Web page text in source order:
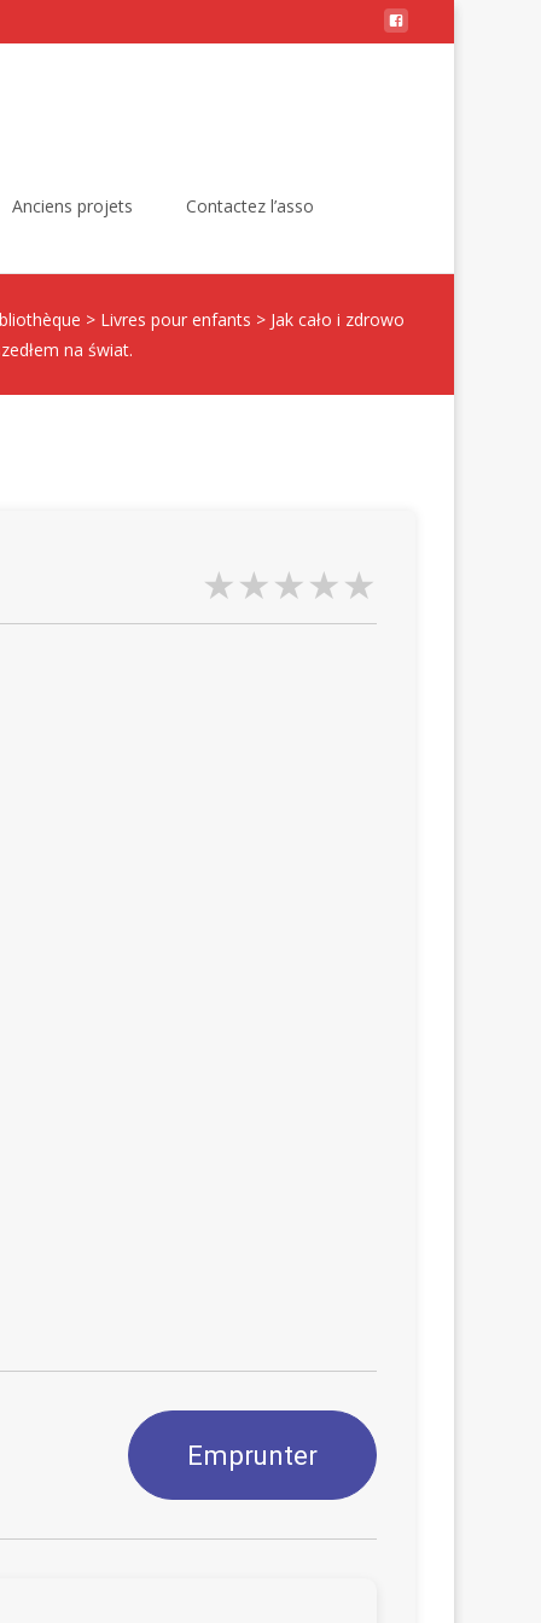
Anciens projets Contactez l’asso
> Livres pour enfants > Jak cało i zdrowo
na świat.
Emprunter